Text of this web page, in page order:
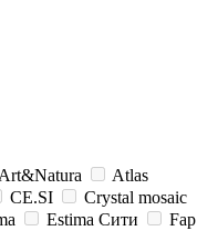
Art&Natura
Atlas
CE.SI
Crystal mosaic
Estima Cити
Fap